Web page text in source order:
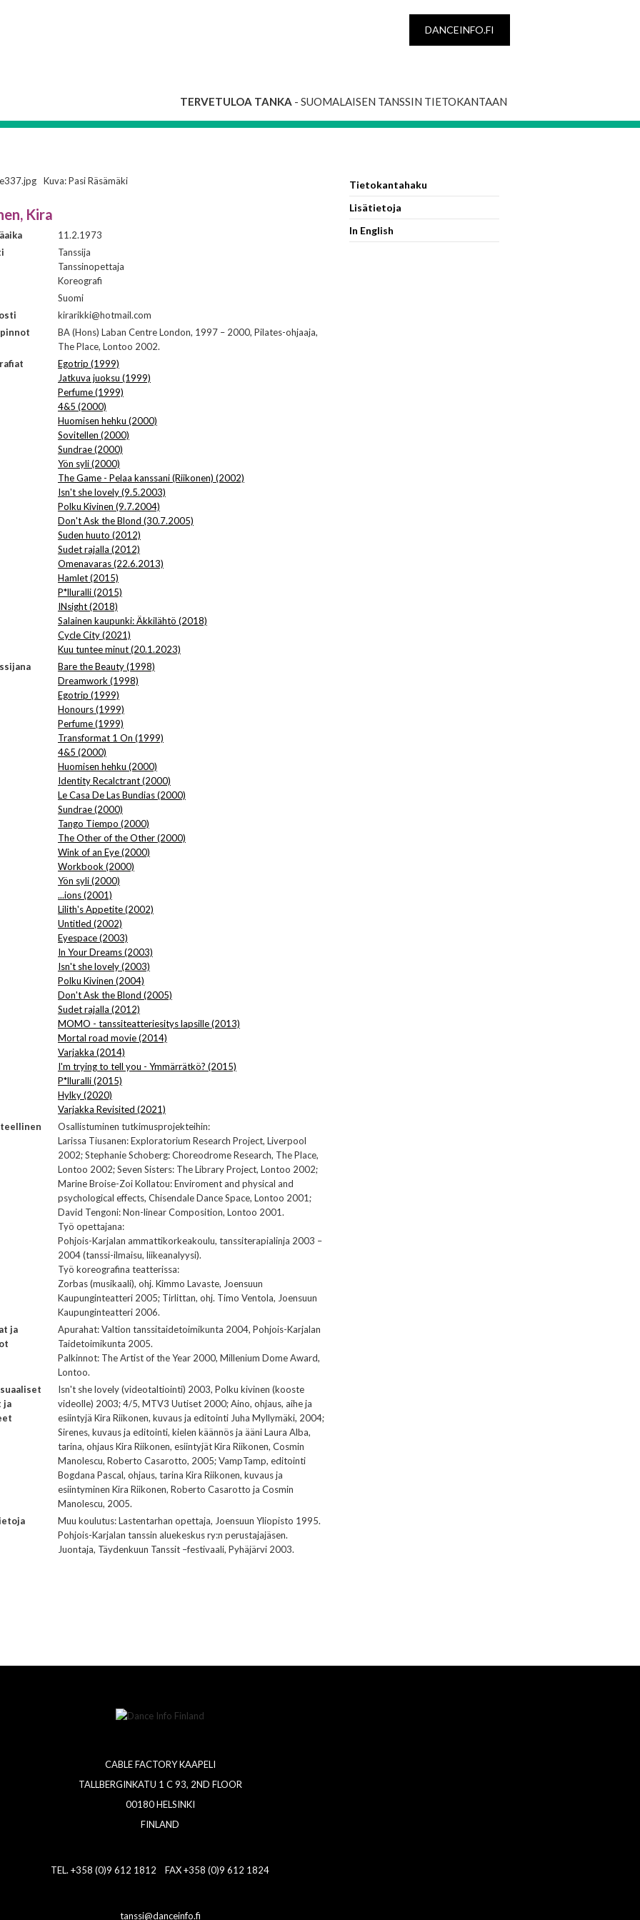
DANCEINFO.FI
TERVETULOA TANKA - SUOMALAISEN TANSSIN TIETOKANTAAN
Kuva: Pasi Räsämäki
Kira
11.2.1973
Tanssija
Tanssinopettaja
Koreografi
Suomi
kirarikki@hotmail.com
BA (Hons) Laban Centre London, 1997 – 2000, Pilates-ohjaaja,
The Place, Lontoo 2002.
Egotrip (1999)
Jatkuva juoksu (1999)
Perfume (1999)
4&5 (2000)
Huomisen hehku (2000)
Sovitellen (2000)
Sundrae (2000)
Yön syli (2000)
The Game - Pelaa kanssani (Riikonen) (2002)
Isn't she lovely (9.5.2003)
Polku Kivinen (9.7.2004)
Don't Ask the Blond (30.7.2005)
Suden huuto (2012)
Sudet rajalla (2012)
Omenavaras (22.6.2013)
Hamlet (2015)
P*lluralli (2015)
INsight (2018)
Salainen kaupunki: Äkkilähtö (2018)
Cycle City (2021)
Kuu tuntee minut (20.1.2023)
Bare the Beauty (1998)
Dreamwork (1998)
Egotrip (1999)
Honours (1999)
Perfume (1999)
Transformat 1 On (1999)
4&5 (2000)
Huomisen hehku (2000)
Identity Recalctrant (2000)
Le Casa De Las Bundias (2000)
Sundrae (2000)
Tango Tiempo (2000)
The Other of the Other (2000)
Wink of an Eye (2000)
Workbook (2000)
Yön syli (2000)
...ions (2001)
Lilith's Appetite (2002)
Untitled (2002)
Eyespace (2003)
In Your Dreams (2003)
Isn't she lovely (2003)
Polku Kivinen (2004)
Don't Ask the Blond (2005)
Sudet rajalla (2012)
MOMO - tanssiteatteriesitys lapsille (2013)
Mortal road movie (2014)
Varjakka (2014)
I'm trying to tell you - Ymmärrätkö? (2015)
P*lluralli (2015)
Hylky (2020)
Varjakka Revisited (2021)
Osallistuminen tutkimusprojekteihin:
Larissa Tiusanen: Exploratorium Research Project, Liverpool
2002; Stephanie Schoberg: Choreodrome Research, The Place,
Lontoo 2002; Seven Sisters: The Library Project, Lontoo 2002;
Marine Broise-Zoi Kollatou: Enviroment and physical and
psychological effects, Chisendale Dance Space, Lontoo 2001;
David Tengoni: Non-linear Composition, Lontoo 2001.
Työ opettajana:
Pohjois-Karjalan ammattikorkeakoulu, tanssiterapialinja 2003 –
2004 (tanssi-ilmaisu, liikeanalyysi).
Työ koreografina teatterissa:
Zorbas (musikaali), ohj. Kimmo Lavaste, Joensuun
Kaupunginteatteri 2005; Tirlittan, ohj. Timo Ventola, Joensuun
Kaupunginteatteri 2006.
ja
Apurahat: Valtion tanssitaidetoimikunta 2004, Pohjois-Karjalan
Taidetoimikunta 2005.
Palkinnot: The Artist of the Year 2000, Millenium Dome Award,
Lontoo.
ja
Isn't she lovely (videotaltiointi) 2003, Polku kivinen (kooste
videolle) 2003; 4/5, MTV3 Uutiset 2000; Aino, ohjaus, aihe ja
esiintyjä Kira Riikonen, kuvaus ja editointi Juha Myllymäki, 2004;
Sirenes, kuvaus ja editointi, kielen käännös ja ääni Laura Alba,
tarina, ohjaus Kira Riikonen, esiintyjät Kira Riikonen, Cosmin
Manolescu, Roberto Casarotto, 2005; VampTamp, editointi
Bogdana Pascal, ohjaus, tarina Kira Riikonen, kuvaus ja
esiintyminen Kira Riikonen, Roberto Casarotto ja Cosmin
Manolescu, 2005.
Muu koulutus: Lastentarhan opettaja, Joensuun Yliopisto 1995.
Pohjois-Karjalan tanssin aluekeskus ry:n perustajajäsen.
Juontaja, Täydenkuun Tanssit –festivaali, Pyhäjärvi 2003.
Tietokantahaku
Lisätietoja
In English
CABLE FACTORY KAAPELI
TALLBERGINKATU 1 C 93, 2ND FLOOR
00180 HELSINKI
FINLAND
TEL. +358 (0)9 612 1812 FAX +358 (0)9 612 1824
tanssi@danceinfo.fi